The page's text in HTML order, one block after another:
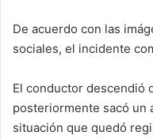
De acuerdo con las
sociales, el incidente
El conductor descendió
posteriormente sacó un
situación que quedó